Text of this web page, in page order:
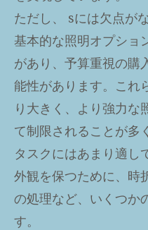
ただし、 sには欠点が
基本的な照明オプショ
があり、予算重視の購
能性があります。これ
り大きく、より強力な
て制限されることが多
タスクにはあまり適し
外観を保つために、時
の処理など、いくつか
す。